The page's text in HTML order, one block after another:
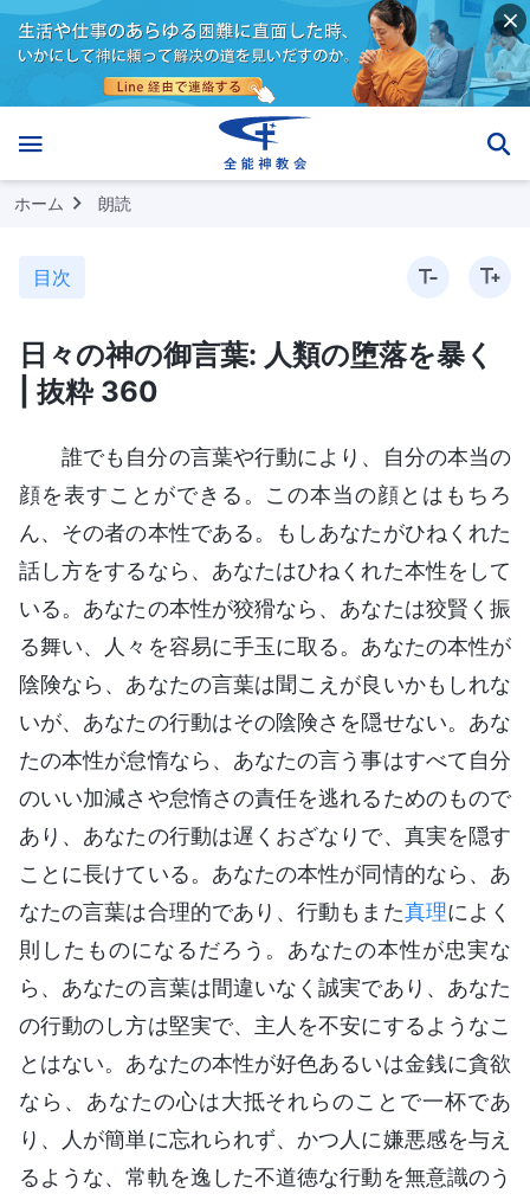
ホーム 朗読
目次
日々の神の御言葉: 人類の堕落を暴く
| 抜粋 360
誰でも自分の言葉や行動により、自分の本当の
顔を表すことができる。この本当の顔とはもちろ
ん、その者の本性である。もしあなたがひねくれた
話し方をするなら、あなたはひねくれた本性をして
いる。あなたの本性が狡猾なら、あなたは狡賢く振
る舞い、人々を容易に手玉に取る。あなたの本性が
陰険なら、あなたの言葉は聞こえが良いかもしれな
いが、あなたの行動はその陰険さを隠せない。あな
たの本性が怠惰なら、あなたの言う事はすべて自分
のいい加減さや怠惰さの責任を逃れるためのもので
あり、あなたの行動は遅くおざなりで、真実を隠す
ことに長けている。あなたの本性が同情的なら、あ
なたの言葉は合理的であり、行動もまた真理によく
則したものになるだろう。あなたの本性が忠実な
ら、あなたの言葉は間違いなく誠実であり、あなた
の行動のし方は堅実で、主人を不安にするようなこ
とはない。あなたの本性が好色あるいは金銭に貪欲
なら、あなたの心は大抵それらのことで一杯であ
り、人が簡単に忘れられず、かつ人に嫌悪感を与え
るような、常軌を逸した不道徳な行動を無意識のう